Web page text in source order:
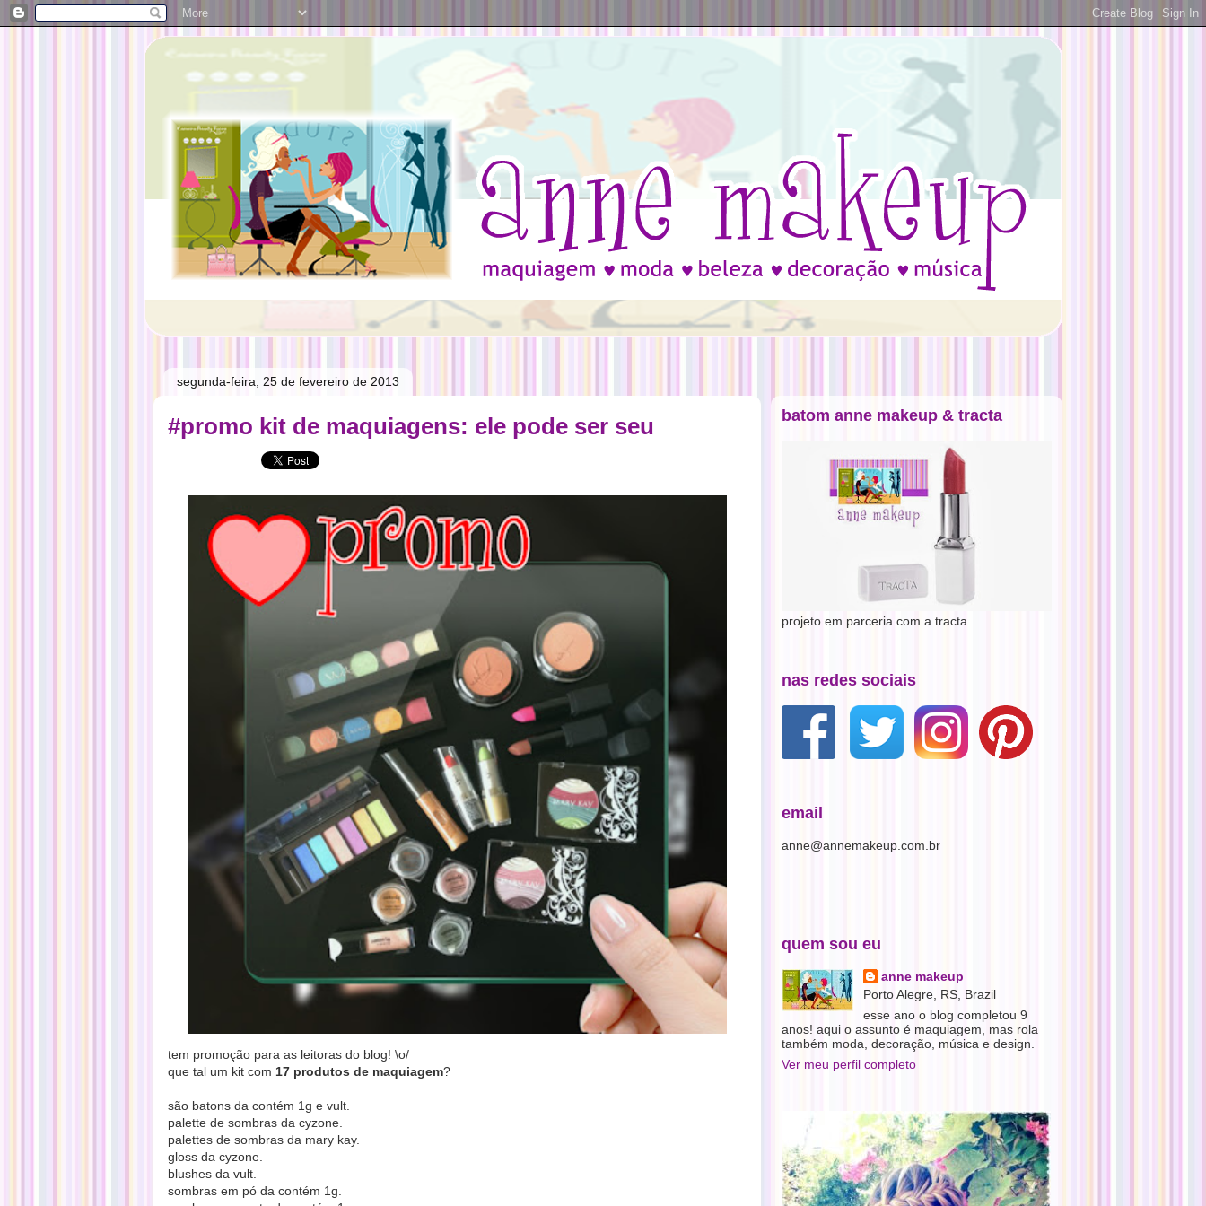
segunda-feira, 25 de fevereiro de 2013
#promo kit de maquiagens: ele pode ser seu
tem promoção para as leitoras do blog! \o/
que tal um kit com 17 produtos de maquiagem?
são batons da contém 1g e vult.
palette de sombras da cyzone.
palettes de sombras da mary kay.
gloss da cyzone.
blushes da vult.
sombras em pó da contém 1g.
batom anne makeup & tracta
projeto em parceria com a tracta
nas redes sociais
email
anne@annemakeup.com.br
quem sou eu
anne makeup
Porto Alegre, RS, Brazil
esse ano o blog completou 9
anos! aqui o assunto é maquiagem, mas rola
também moda, decoração, música e design.
Ver meu perfil completo